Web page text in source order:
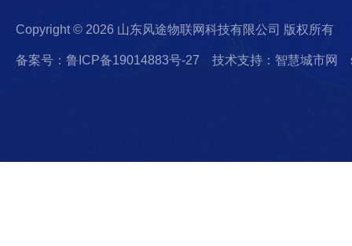
Copyright © 2026 山东风途物联网科技有限公司 版权所有
备案号：鲁ICP备19014883号-27 技术支持：智慧城市网